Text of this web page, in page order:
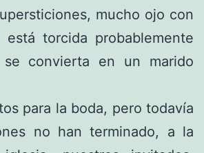
mucho ojo con
torcida probablemente
convierta en un marido
para la boda, pero todavía
no han terminado, a la